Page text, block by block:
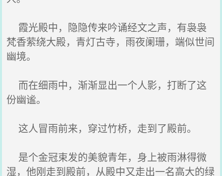
霞光殿中，隐隐传来吟诵经文之声，有袅袅
梵香萦绕大殿，青灯古寺，雨夜阑珊，端似世间
幽境。
而在细雨中，渐渐显出一个人影，打断了这
份幽谧。
这人冒雨前来，穿过竹桥，走到了殿前。
是个金冠束发的美貌青年，身上被雨淋得微
湿，他刚走到殿前，从殿中又走出一名高大的绿